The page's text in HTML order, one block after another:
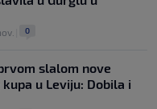
0
slalom nove
u Leviju: Dobila i